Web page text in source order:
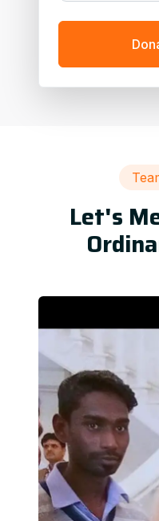
Let's